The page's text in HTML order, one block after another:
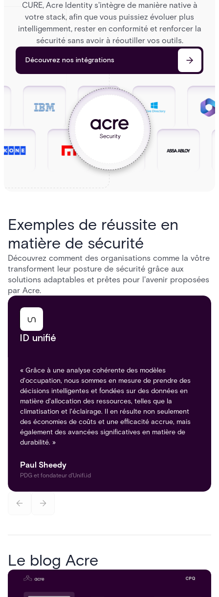
CURE, Acre Identity s'intègre de manière native à
votre stack, afin que vous puissiez évoluer plus
intelligemment, rester en conformité et renforcer la
sécurité sans avoir à réoutiller vos outils.
Découvrez nos intégrations
Exemples de réussite en
matière de sécurité
Découvrez comment des organisations comme la vôtre
transforment leur posture de sécurité grâce aux
solutions adaptables et prêtes pour l'avenir proposées
par Acre.
ID unifié
« Grâce à une analyse cohérente des modèles
d'occupation, nous sommes en mesure de prendre des
décisions intelligentes et fondées sur des données en
matière d'allocation des ressources, telles que la
climatisation et l'éclairage. Il en résulte non seulement
des économies de coûts et une efficacité accrue, mais
également des avancées significatives en matière de
durabilité. »
Paul Sheedy
PDG et fondateur d'Unifi.id
Le blog Acre